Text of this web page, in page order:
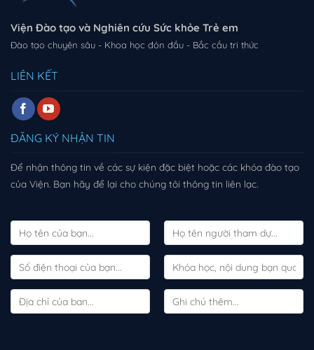
Viện Đào tạo và Nghiên cứu Sức khỏe Trẻ em
Đào tạo chuyên sâu - Khoa học đón đầu - Bắc cầu tri thức
LIÊN KẾT
ĐĂNG KÝ NHẬN TIN
Để nhận thông tin về các sự kiện đặc biệt hoặc các khóa đào tạo
của Viện. Bạn hãy để lại cho chúng tôi thông tin liên lạc.